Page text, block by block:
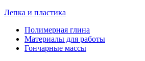
Лепка и пластика
Полимерная глина
Материалы для работы
Гончарные массы